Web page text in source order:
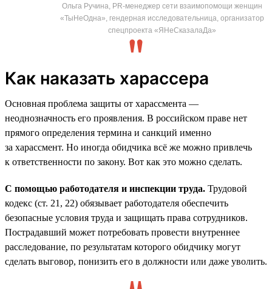
Ольга Ручина, PR-менеджер сети взаимопомощи женщин
«ТыНеОдна», гендерная исследовательница, организатор
спецпроекта «ЯНеСказалаДа»
Как наказать харассера
Основная проблема защиты от харассмента —
неоднозначность его проявления. В российском праве нет
прямого определения термина и санкций именно
за харассмент. Но иногда обидчика всё же можно привлечь
к ответственности по закону. Вот как это можно сделать.
С помощью работодателя и инспекции труда. Трудовой
кодекс (ст. 21, 22) обязывает работодателя обеспечить
безопасные условия труда и защищать права сотрудников.
Пострадавший может потребовать провести внутреннее
расследование, по результатам которого обидчику могут
сделать выговор, понизить его в должности или даже уволить.